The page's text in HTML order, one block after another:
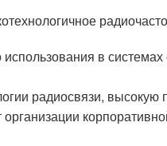
использования в системах
радиосвязи,